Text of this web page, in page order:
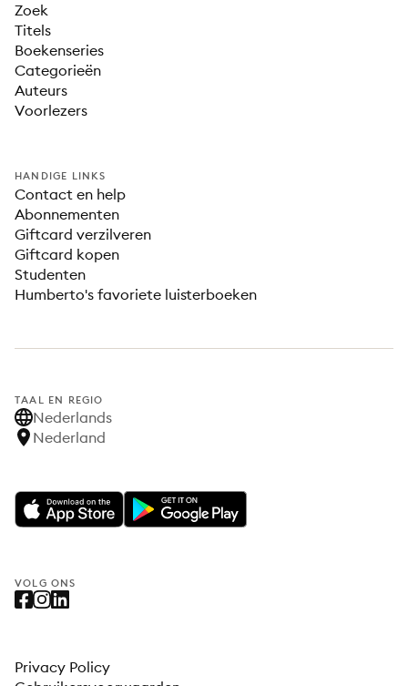
Zoek
Titels
Boekenseries
Categorieën
Auteurs
Voorlezers
HANDIGE LINKS
Contact en help
Abonnementen
Giftcard verzilveren
Giftcard kopen
Studenten
Humberto's favoriete luisterboeken
TAAL EN REGIO
Nederlands
Nederland
VOLG ONS
Privacy Policy